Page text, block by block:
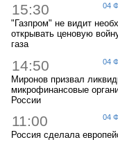
04
15:30
"Газпром" не видит
открывать ценовую
газа
04
14:50
Миронов призвал
микрофинансовые
России
04
11:00
Россия сделала